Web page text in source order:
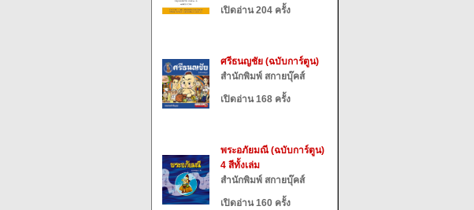
เปิดอ่าน 204 ครั้ง
ศรีธนญชัย (ฉบับการ์ตูน)
สำนักพิมพ์ สกายบุ๊คส์
เปิดอ่าน 168 ครั้ง
พระอภัยมณี (ฉบับการ์ตูน)
4 สีทั้งเล่ม
สำนักพิมพ์ สกายบุ๊คส์
เปิดอ่าน 160 ครั้ง